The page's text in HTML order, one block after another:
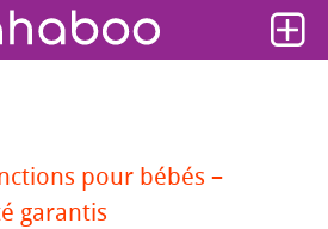
pour bébés –
garantis